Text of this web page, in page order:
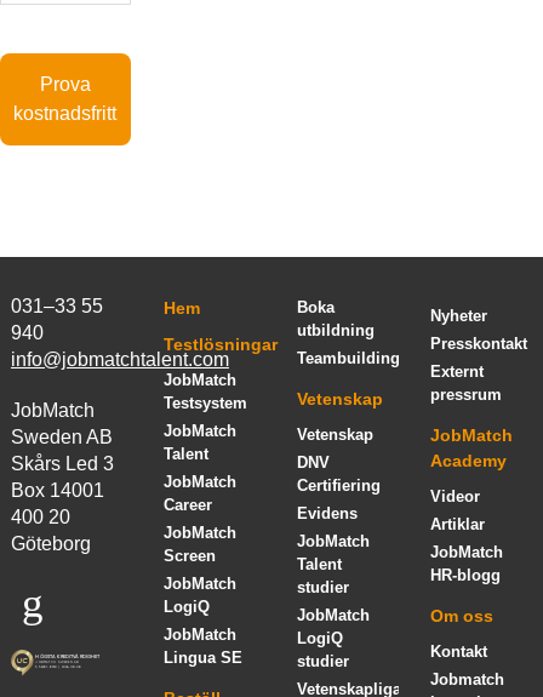
Prova
kostnadsfritt
031–33 55
940
info@jobmatchtalent.com
JobMatch
Sweden AB
Skårs Led 3
Box 14001
400 20
Göteborg
Hem
Testlösningar
JobMatch
Testsystem
JobMatch
Talent
JobMatch
Career
JobMatch
Screen
JobMatch
LogiQ
JobMatch
Lingua SE
Boka
utbildning
Teambuilding
Vetenskap
Vetenskap
DNV
Certifiering
Evidens
JobMatch
Talent
studier
JobMatch
LogiQ
studier
Vetenskapliga
Nyheter
Presskontakt
Externt
pressrum
JobMatch
Academy
Videor
Artiklar
JobMatch
HR-blogg
Om oss
Kontakt
Jobmatch